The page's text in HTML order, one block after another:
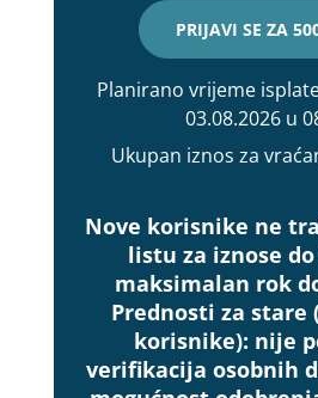
PRIJAVI SE ZA
Planirano vrijeme
03.08.2026 u
Ukupan iznos za
Nove korisnike ne
listu za iznose do
maksimalan rok
Prednosti za stare
korisnike): nije
verifikacija osobnih